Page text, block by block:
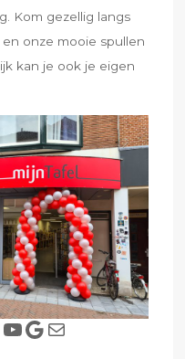
Kom gezellig langs
onze mooie spullen
kan je ook je eigen
YouTube
Google
E-mail